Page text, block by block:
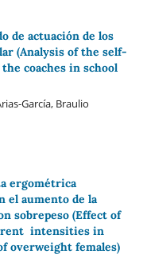
de actuación de los
(Analysis of the self-
coaches in school
García, Braulio
ergométrica
el aumento de la
sobrepeso (Effect of
intensities in
overweight females)